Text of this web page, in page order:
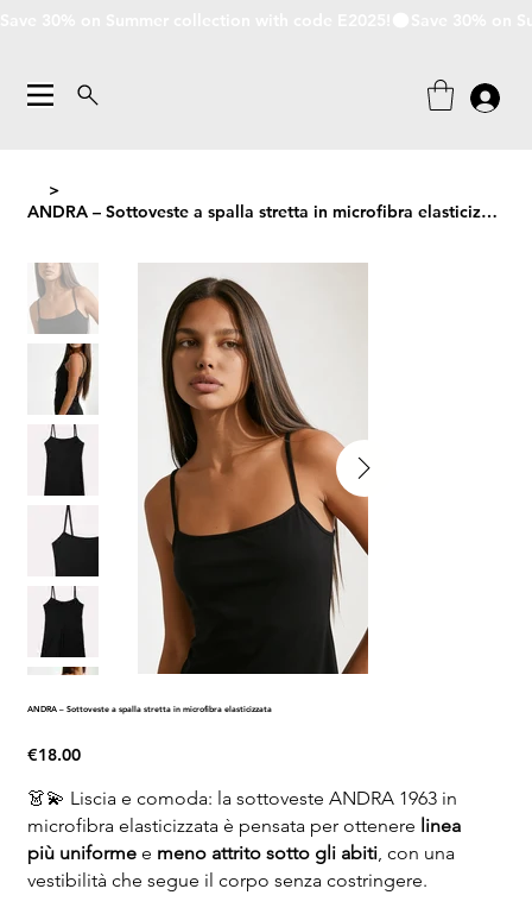
>
ANDRA – Sottoveste a spalla stretta in microfibra elasticizzata
ANDRA – Sottoveste a spalla stretta in microfibra elasticizzata
Price
€18.00
👗💫 Liscia e comoda: la sottoveste ANDRA 1963 in
microfibra elasticizzata è pensata per ottenere linea
più uniformee meno attrito sotto gli abiti, con una
vestibilità che segue il corpo senza costringere.